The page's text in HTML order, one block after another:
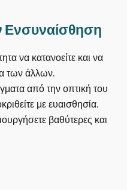
Ενσυναίσθηση
να κατανοείτε και να
των άλλων.
από την οπτική του
με ευαισθησία.
βαθύτερες και